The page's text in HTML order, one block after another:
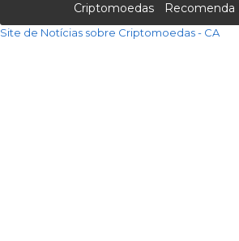
Criptomoedas
Site de Notícias sobre Criptomoedas - CA